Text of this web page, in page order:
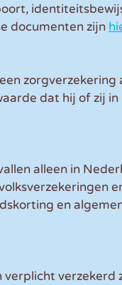
documenten zijn
dat hij of zij
alleen in
en
verzekerd